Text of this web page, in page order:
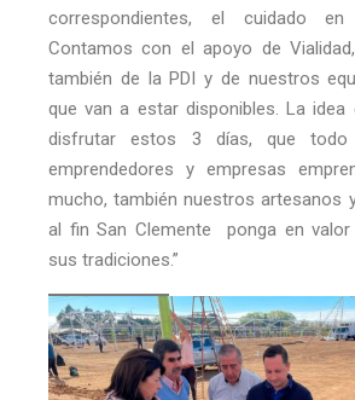
correspondientes, el cuidado
Contamos con el apoyo de
también de la PDI y de nuestros
que van a estar disponibles. La idea
disfrutar estos 3 días, que todo
emprendedores y empresas
mucho, también nuestros artesanos
al fin San Clemente ponga en
sus tradiciones.”